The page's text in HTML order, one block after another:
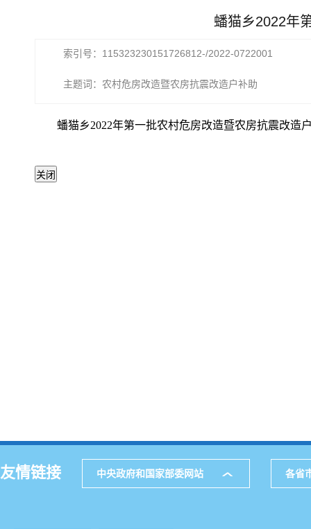
蟠猫乡2022年
索引号：115323230151726812-/2022-0722001
主题词：农村危房改造暨农房抗震改造户补助
蟠猫乡2022年第一批农村危房改造暨农房抗震改造
友情链接 中央政府和国家部委网站 各省